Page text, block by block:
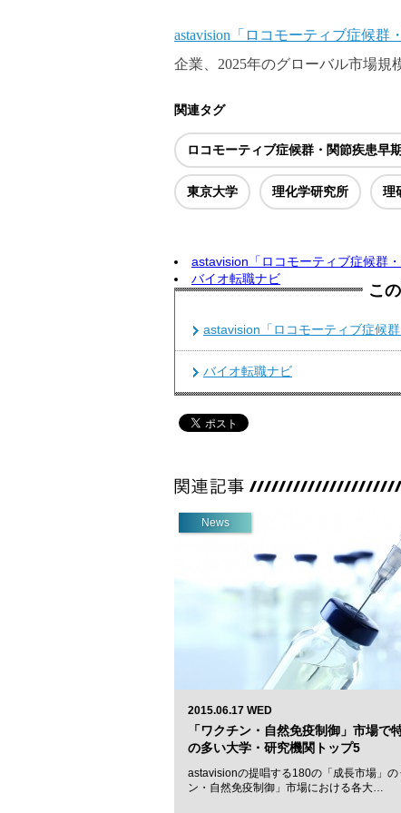
astavision「ロコモーティブ症候
企業、2025年のグローバル市場規
関連タグ
ロコモーティブ症候群・関節疾患早
東京大学 理化学研究所 理
astavision「ロコモーティブ症候群
バイオ転職ナビ
こ
astavision「ロコモーティブ症候
バイオ転職ナビ
News
2015.06.17 WED
「ワクチン・自然免疫制御」市場で
の多い大学・研究機関トップ5
astavisionの提唱する180の「成長市場」の
ン・自然免疫制御」市場における各大…